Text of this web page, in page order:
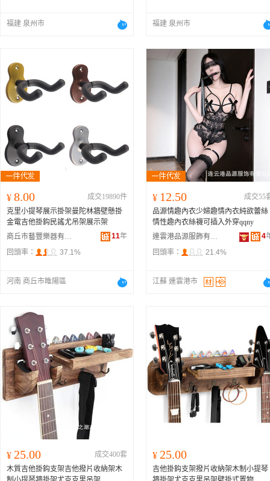
福建 泉州市 福建 泉州市
¥ 8.00
成交19890件
克里小提琴展示掛架曼陀林牆壁懸掛
金電吉他掛鈎民謠尤吊架展示架
商丘市藝豐樂器有限公司
11年
回頭率：
37.1%
河南 商丘市睢陽區
¥ 12.50
成交55
品源情趣內衣少婦趣情內衣純欲蕾絲
情性趣內衣絲襪可插入外穿qqny
連雲港品源服飾有限公司
4
回頭率：
21.4%
江蘇 連雲港市
¥ 25.00
成交400套
木質吉他掛鈎支架吉他撥片收納架木
¥ 25.00
吉他掛鈎支架撥片收納架木制小提琴